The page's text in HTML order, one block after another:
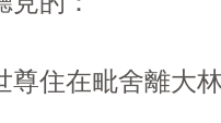
在毗舍離大林